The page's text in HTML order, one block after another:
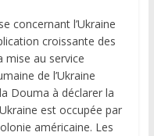
concernant l’Ukraine
croissante des
mise au service
de l’Ukraine
Douma à déclarer la
est occupée par
américaine. Les